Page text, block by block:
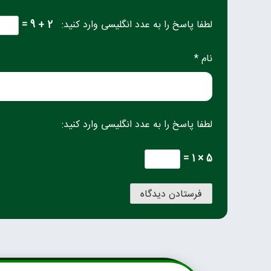
لطفا پاسخ را به عدد انگلیسی وارد کنید: 2 + 9 =
نام *
لطفا پاسخ را به عدد انگلیسی وارد کنید:
5 × 1 =